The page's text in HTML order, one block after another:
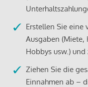
Erstellen Sie eine
Ausgaben
Hobbys usw.) und
Ziehen Sie die
Einnahmen ab –